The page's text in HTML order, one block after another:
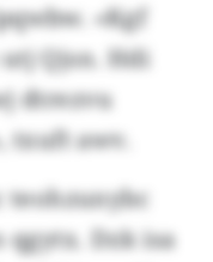
«Kgf
Qjsn. Hdi
dtrezvu
txuft awv.
teohzunybc
qgytx. Dzk isa